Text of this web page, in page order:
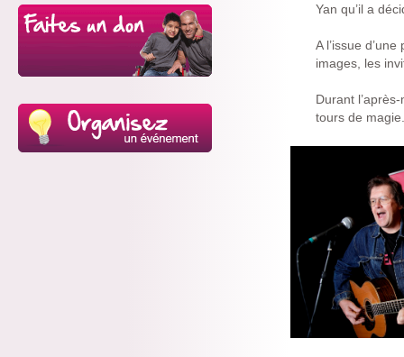
Yan qu’il a
A l’issue
images, les
Durant
tours de magie.